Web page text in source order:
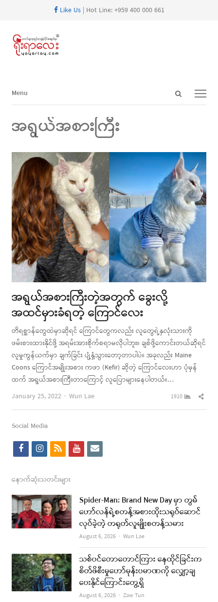
Like Us| Hot Line: +959 400 000 661
Open
Menu
Menu
အရွယ်အစားကြီး
အရွယ်အစားကြီးတဲ့အတွက် ခွေးလို့
အထင်မှားခံရတဲ့ ကြောင်လေး
တိရစ္ဆာန်တွေထဲမှာဆိုရင် ကြောင်တွေကလည်း လူတွေရဲ့နှလုံးသားကို
ဖမ်းစားထားနိုင်ဖို့ အရမ်းအားစိုက်စရာမလိုပါဘူး။ ချစ်ဖို့ကောင်းတယ်ဆိုရင်
လူမှုကွန်ယက်မှာ ချက်ခြင်း ပျံ့နှံ့သွားတော့တာပါပဲ။ အခုလည်း Maine
Coons ကြောင်အမျိုးအစား ကဖာ (Kefir) ဆိုတဲ့ ကြောင်လေးဟာ ပုံမှန်
ထက် အရွယ်အစားကြီးတာကြောင့် လူပြောများနေပါတယ်။…
January 25, 2022
Author
Wun Lae 1910
Social Media
f
c
e
b
o
k
i
s
t
a
g
a
m
r
s
y
t
u
b
e
e
i
l
နောက်ဆုံးသတင်းများ
Spider-Man: Brand New Day မှာ တွမ်
ဟော်လန်ရဲ့စတန့်အစားထိုးသရုပ်ဆောင်
လုပ်ခဲ့တဲ့ တရုတ်လူမျိုးစတန့်သမား
August 6, 2026 Author
Wun Lae
သစ်ပင်တောတောင်ကြား နေထိုင်ခြင်းက
စိတ်ဖိစီးမှုဟော်မုန်းပမာဏကို လျှော့ချ
ပေးနိုင်ကြောင်းတွေ့ရှိ
August 6, 2026 Author
Zaw Tun